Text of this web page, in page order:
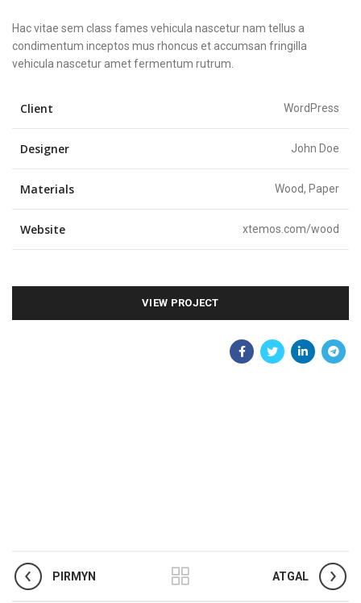
Hac vitae sem class fames vehicula nascetur nam tellus a
condimentum inceptos mus rhoncus et accumsan fringilla
vehicula nascetur amet fermentum rutrum.
Client WordPress
Designer John Doe
Materials Wood, Paper
Website xtemos.com/wood
VIEW PROJECT
PIRMYN ATGAL